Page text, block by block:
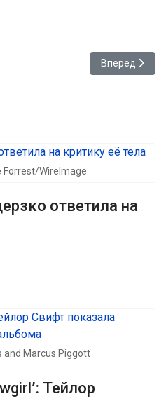
Джеймс Кэмерон работают над
Следующий:
Вперед
Forrest/WireImage
ответила на
and Marcus Piggott
Тейлор